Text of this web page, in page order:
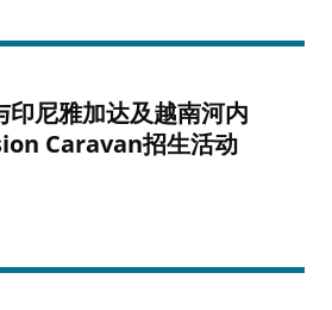
印尼雅加达及越南河内
Caravan招生活动